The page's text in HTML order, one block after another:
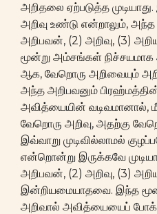
அறிதலை ஏற்படுத்த
அறிவு உண்டு என்றாலும்,
அறிபவன், (2) அறிவு, (3)
மூன்று அம்சங்கள்
ஆக, வேறொரு அறிவையும்
அந்த அறிபவனும்
அவித்யையின்
வேறொரு அறிவு, அதற்கு
இவ்வாறு முடிவில்லாமல்
என்றொன்று இருக்கவே
அறிபவன், (2) அறிவு, (3)
இன்றியமையாதவை. இந்த
அறிவால் அவித்யையைப் போக்க